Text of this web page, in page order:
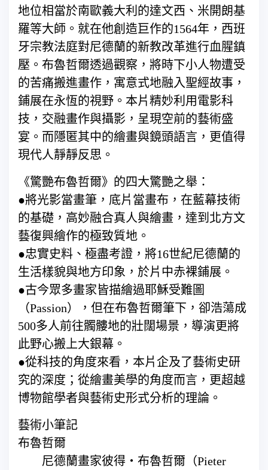
地位相當於南歐義大利的達文西、米開朗基
羅等大師。就在他創造巨作的1564年，西班
牙宗教法庭對尼德蘭的新教改革進行血腥鎮
壓。布魯哲爾透過觀察，將時下小人物遭受
的苦痛搬進畫作，寓意式地融入聖經故事，
鋪展在永恆的視野。本片精妙利用電影科
技，交融畫作與攝影，呈現空前的藝術盛
宴。而隱匿其中的繪畫與鏡頭語言，更值得
現代人靜靜反思。
《驚艷布魯哲爾》的四大驚艷之舉：
●將光影當畫筆，底片當畫布，在藍幕技術
的基礎，高妙融合真人與繪畫，達到北方文
藝復興繪作的極致質地。
●忠實史料、極盡考證，將16世紀尼德蘭的
生活樣貌與地方印象，於片中赤裸鋪展。
●古今眾多畫家皆描繪過耶穌受難圖
（Passion），但在布魯哲爾筆下，卻浩蕩成
500多人前往髑髏地的壯闊場景，導演更將
此野心搬上大銀幕。
●從科技的角度來看，本片企及了藝術史研
究的深度；從繪畫美學的角度而言，更超越
博物館學者與藝術史形式分析的理論。
藝術小筆記
布魯哲爾
尼德蘭畫家彼得‧布魯哲爾（Pieter